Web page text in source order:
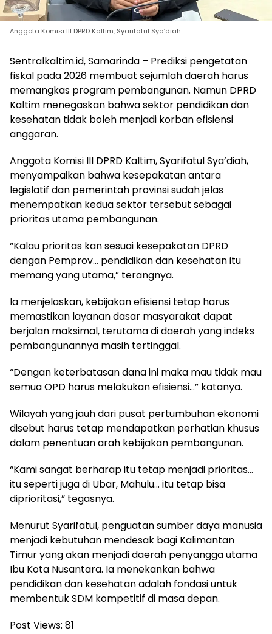
Anggota Komisi III DPRD Kaltim, Syarifatul Sya’diah
Sentralkaltim.id, Samarinda – Prediksi pengetatan
fiskal pada 2026 membuat sejumlah daerah harus
memangkas program pembangunan. Namun DPRD
Kaltim menegaskan bahwa sektor pendidikan dan
kesehatan tidak boleh menjadi korban efisiensi
anggaran.
Anggota Komisi III DPRD Kaltim, Syarifatul Sya’diah,
menyampaikan bahwa kesepakatan antara
legislatif dan pemerintah provinsi sudah jelas
menempatkan kedua sektor tersebut sebagai
prioritas utama pembangunan.
“Kalau prioritas kan sesuai kesepakatan DPRD
dengan Pemprov… pendidikan dan kesehatan itu
memang yang utama,” terangnya.
Ia menjelaskan, kebijakan efisiensi tetap harus
memastikan layanan dasar masyarakat dapat
berjalan maksimal, terutama di daerah yang indeks
pembangunannya masih tertinggal.
“Dengan keterbatasan dana ini maka mau tidak mau
semua OPD harus melakukan efisiensi…” katanya.
Wilayah yang jauh dari pusat pertumbuhan ekonomi
disebut harus tetap mendapatkan perhatian khusus
dalam penentuan arah kebijakan pembangunan.
“Kami sangat berharap itu tetap menjadi prioritas…
itu seperti juga di Ubar, Mahulu… itu tetap bisa
diprioritasi,” tegasnya.
Menurut Syarifatul, penguatan sumber daya manusia
menjadi kebutuhan mendesak bagi Kalimantan
Timur yang akan menjadi daerah penyangga utama
Ibu Kota Nusantara. Ia menekankan bahwa
pendidikan dan kesehatan adalah fondasi untuk
membentuk SDM kompetitif di masa depan.
Post Views: 81